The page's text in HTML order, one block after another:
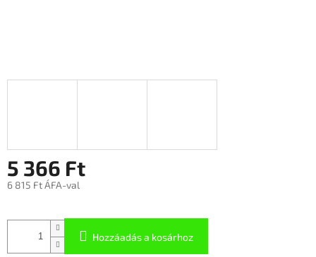
5 366 Ft
6 815 Ft ÁFA-val
Hozzáadás a kosárhoz